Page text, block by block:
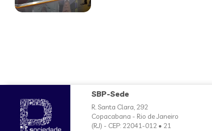
SBP-Sede
R. Santa Clara, 292
Copacabana - Rio de Janeiro
(RJ) - CEP: 22041-012 • 21